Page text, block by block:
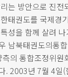
는 방안으로 진
태권도를 국제경
성을 함께 살려
남북태권도의통
의 통합조정위
. 2003년 7월 4일